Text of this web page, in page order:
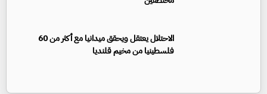
الاحتلال يعتقل ويحقق ميدانيا مع أكثر من 60
فلسطينيا من مخيم قلنديا